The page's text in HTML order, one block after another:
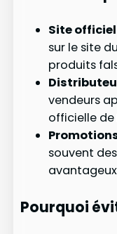
Site officiel
sur le site
produits
vendeurs
officielle de
souvent
avantageux
Pourquoi